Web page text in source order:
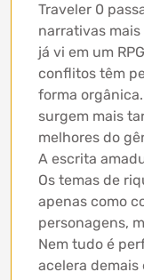
Traveler 0
narrativas
já vi em um
conflitos têm
forma
surgem mais
melhores do
A escrita
Os temas de
apenas como
personagens,
Nem tudo é
acelera demais